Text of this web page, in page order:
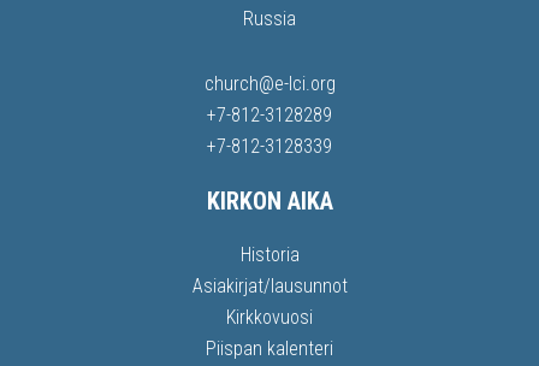
Russia
church@e-lci.org
+7-812-3128289
+7-812-3128339
KIRKON AIKA
Historia
Asiakirjat/lausunnot
Kirkkovuosi
Piispan kalenteri